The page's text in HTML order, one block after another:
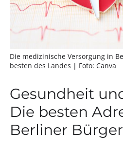
Die medizinische Versorgung in
besten des Landes | Foto: Canva
Gesundheit
Die besten
Berliner Bürger